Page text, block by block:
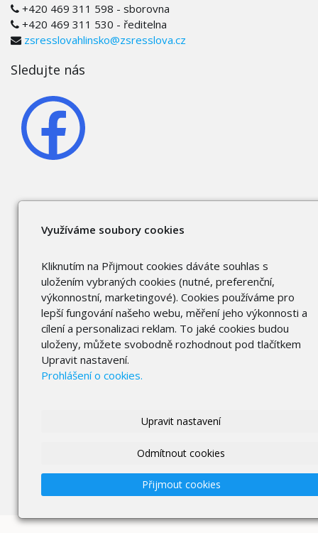
+420 469 311 598 - sborovna
+420 469 311 530 - ředitelna
zsresslovahlinsko@zsresslova.cz
Sledujte nás
Využíváme soubory cookies
Kliknutím na Přijmout cookies dáváte souhlas s
uložením vybraných cookies (nutné, preferenční,
výkonnostní, marketingové). Cookies používáme pro
lepší fungování našeho webu, měření jeho výkonnosti a
cílení a personalizaci reklam. To jaké cookies budou
uloženy, můžete svobodně rozhodnout pod tlačítkem
Upravit nastavení.
Prohlášení o cookies.
Upravit nastavení
Odmítnout cookies
Přijmout cookies